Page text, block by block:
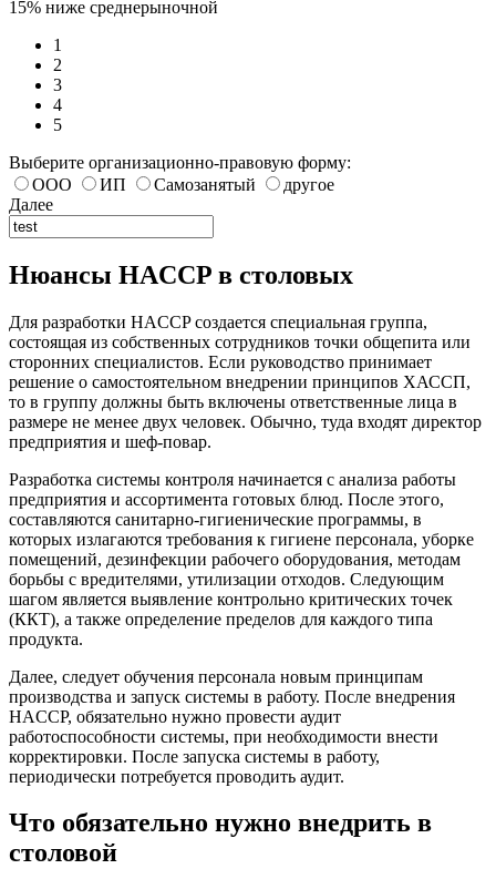
15% ниже среднерыночной
1
2
3
4
5
Выберите организационно-правовую форму:
ООО
ИП Самозанятый
другое
Далее
Нюансы HACCP в столовых
Для разработки HACCP создается специальная группа,
состоящая из собственных сотрудников точки общепита или
сторонних специалистов. Если руководство принимает
решение о самостоятельном внедрении принципов ХАССП,
то в группу должны быть включены ответственные лица в
размере не менее двух человек. Обычно, туда входят директор
предприятия и шеф-повар.
Разработка системы контроля начинается с анализа работы
предприятия и ассортимента готовых блюд. После этого,
составляются санитарно-гигиенические программы, в
которых излагаются требования к гигиене персонала, уборке
помещений, дезинфекции рабочего оборудования, методам
борьбы с вредителями, утилизации отходов. Следующим
шагом является выявление контрольно критических точек
(ККТ), а также определение пределов для каждого типа
продукта.
Далее, следует обучения персонала новым принципам
производства и запуск системы в работу. После внедрения
HACCP, обязательно нужно провести аудит
работоспособности системы, при необходимости внести
корректировки. После запуска системы в работу,
периодически потребуется проводить аудит.
Что обязательно нужно внедрить в
столовой